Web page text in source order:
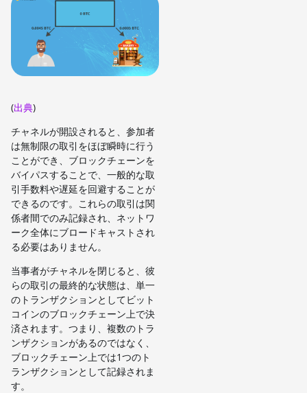
(出典)
チャネルが開設されると、参加者
は無制限の取引をほぼ瞬時に行う
ことができ、ブロックチェーンを
バイパスすることで、一般的な取
引手数料や遅延を回避することが
できるのです。これらの取引は関
係者間でのみ記録され、ネットワ
ーク全体にブロードキャストされ
る必要はありません。
当事者がチャネルを閉じると、彼
らの取引の最終的な状態は、単一
のトランザクションとしてビット
コインのブロックチェーン上で決
済されます。つまり、複数のトラ
ンザクションがあるのではなく、
ブロックチェーン上では1つのト
ランザクションとして記録されま
す。